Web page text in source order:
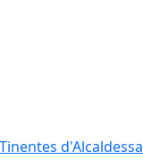
d'Alcaldessa